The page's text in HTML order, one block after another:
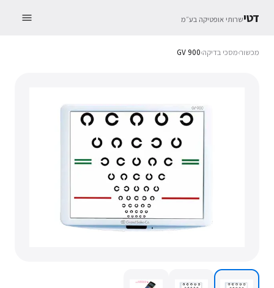
דטישרותי אופטיקה בע״מ
מכשור›מסכי בדיקה›
GV 900